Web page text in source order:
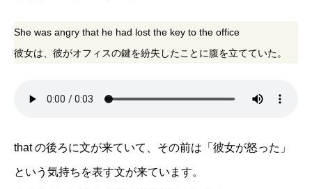
She was angry that he had lost the key to the office
彼女は、彼がオフィスの鍵を紛失したことに腹を立てていた。
that の後ろに文が来ていて、その前は「彼女が怒った」
という気持ちを表す文が来ています。